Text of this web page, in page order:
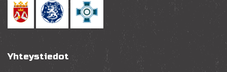
Yhteystiedot